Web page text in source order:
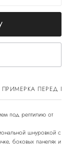
ПРИМЕРКА ПЕРЕД
под рептилию от
шнуровкой с
боковых панелях и